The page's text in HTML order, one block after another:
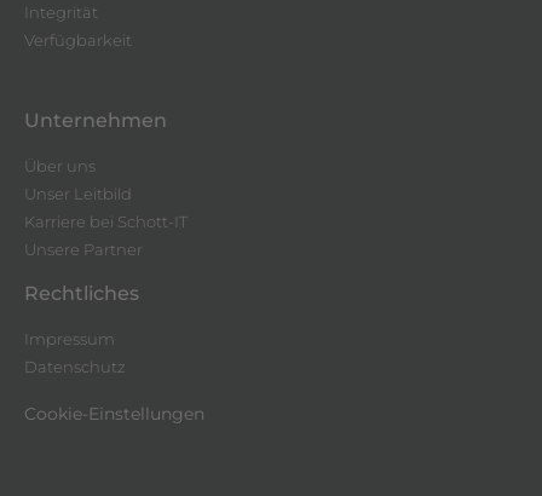
Integrität
Verfügbarkeit
Unternehmen
Über uns
Unser Leitbild
Karriere bei Schott-IT
Unsere Partner
Rechtliches
Impressum
Datenschutz
Cookie-Einstellungen